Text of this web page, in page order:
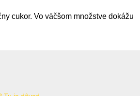
cukor. Vo väčšom množstve dokážu